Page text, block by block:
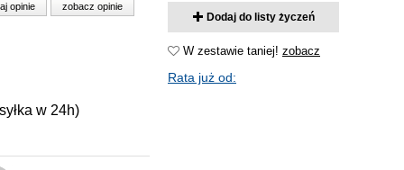
opinie zobacz opinie
w 24h)
Dodaj do listy życzeń
W zestawie taniej! zobacz
Rata już od: